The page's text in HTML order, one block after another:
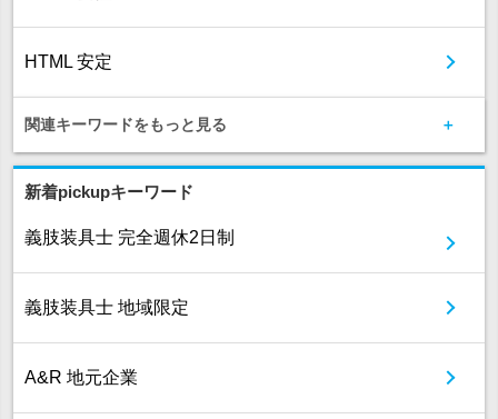
HTML 安定
関連キーワードをもっと見る
新着pickupキーワード
義肢装具士 完全週休2日制
義肢装具士 地域限定
A&R 地元企業